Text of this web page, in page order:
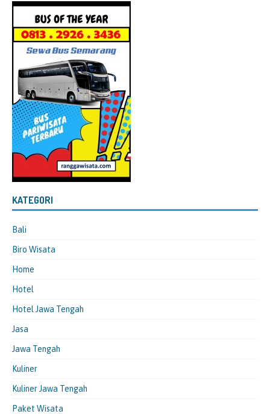
KATEGORI
Bali
Biro Wisata
Home
Hotel
Hotel Jawa Tengah
Jasa
Jawa Tengah
Kuliner
Kuliner Jawa Tengah
Paket Wisata